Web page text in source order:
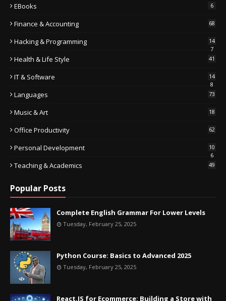
EBooks 6
Finance & Accounting 68
Hacking & Programming
14
7
Health & Life Style 41
IT & Software
14
8
Languages 73
Music & Art 18
Office Productivity 62
Personal Development
10
6
Teaching & Academics 49
Popular Posts
Complete English Grammar For Lower Levels
Tuesday, February 25, 2025
Python Course: Basics to Advanced 2025
Tuesday, February 25, 2025
React.JS for Ecommerce: Building a Store with